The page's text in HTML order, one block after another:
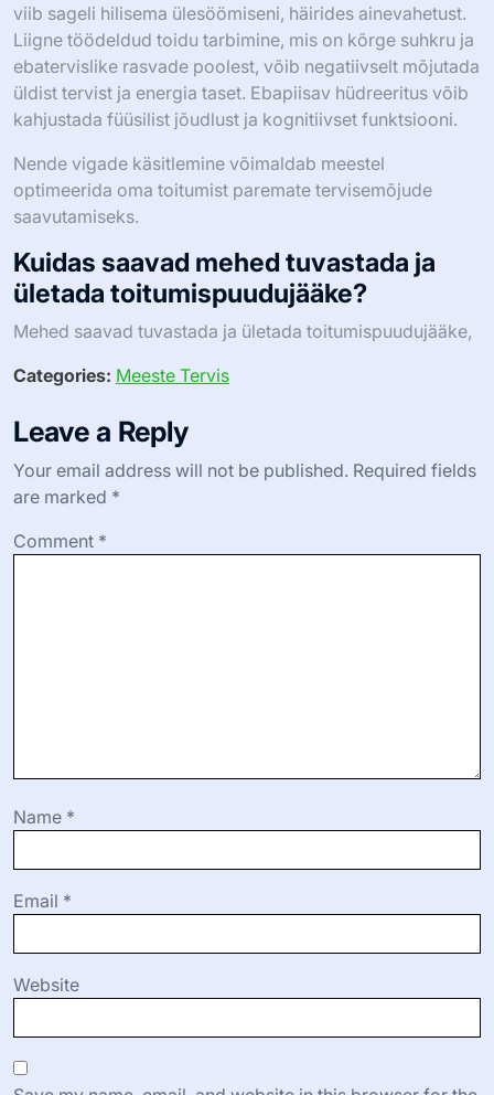
viib sageli hilisema ülesöömiseni, häirides ainevahetust.
Liigne töödeldud toidu tarbimine, mis on kõrge suhkru ja
ebatervislike rasvade poolest, võib negatiivselt mõjutada
üldist tervist ja energia taset. Ebapiisav hüdreeritus võib
kahjustada füüsilist jõudlust ja kognitiivset funktsiooni.
Nende vigade käsitlemine võimaldab meestel
optimeerida oma toitumist paremate tervisemõjude
saavutamiseks.
Kuidas saavad mehed tuvastada ja
ületada toitumispuudujääke?
Mehed saavad tuvastada ja ületada toitumispuudujääke,
Categories: Meeste Tervis
Leave a Reply
Your email address will not be published. Required fields
are marked *
Comment *
Name *
Email *
Website